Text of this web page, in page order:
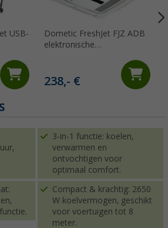
USB-
Dometic FreshJet FJZ ADB
elektronische
238,- €
3-in-1 functie: koelen,
verwarmen en
ontvochtigen voor
optimaal comfort.
Compact & krachtig: 2650
W koelvermogen, geschikt
voor voertuigen tot 8
meter.